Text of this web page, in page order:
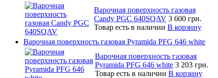
Варочная поверхность газовая
Candy PGC 640SQAV 3 600 грн.
Товар есть в наличии В корзину
Варочная поверхность газовая Pyramida PFG 646 white
Варочная поверхность газовая
Pyramida PFG 646 white 3 203 грн.
Товар есть в наличии В корзину